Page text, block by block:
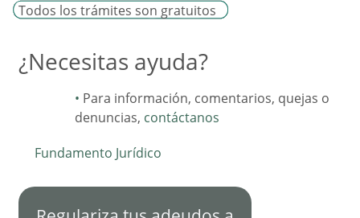
Todos los trámites son gratuitos
¿Necesitas ayuda?
Para información, comentarios, quejas o
denuncias, contáctanos
Fundamento Jurídico